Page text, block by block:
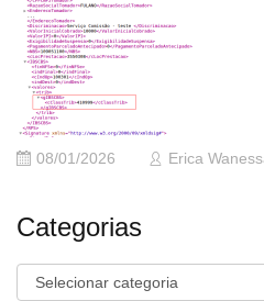
08/01/2026 Erica
Categorias
Categorias